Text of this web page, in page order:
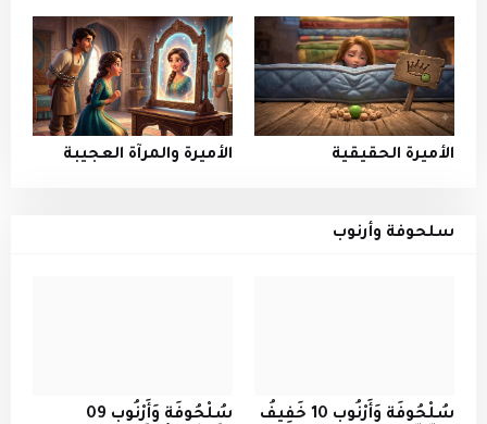
الأميرة الحقيقية الأميرة والمرآة العجيبة
سلحوفة وأرنوب
سُلْحُوفَة وَأَرْنُوب 10 خَفِيفُ سُلْحُوفَة وَأَرْنُوب 09